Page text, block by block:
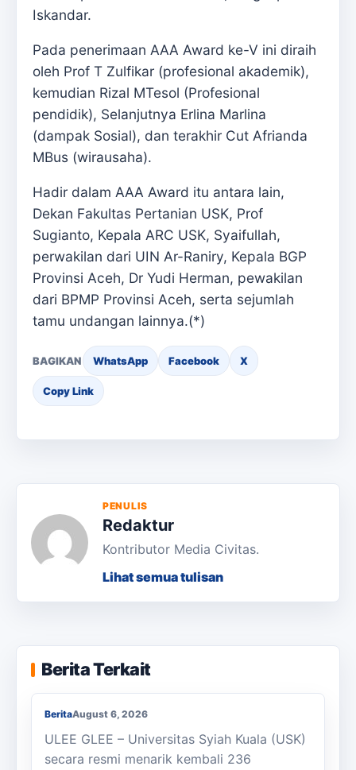
Iskandar.
Pada penerimaan AAA Award ke-V ini diraih
oleh Prof T Zulfikar (profesional akademik),
kemudian Rizal MTesol (Profesional
pendidik), Selanjutnya Erlina Marlina
(dampak Sosial), dan terakhir Cut Afrianda
MBus (wirausaha).
Hadir dalam AAA Award itu antara lain,
Dekan Fakultas Pertanian USK, Prof
Sugianto, Kepala ARC USK, Syaifullah,
perwakilan dari UIN Ar-Raniry, Kepala BGP
Provinsi Aceh, Dr Yudi Herman, pewakilan
dari BPMP Provinsi Aceh, serta sejumlah
tamu undangan lainnya.(*)
BAGIKAN WhatsApp Facebook X
Copy Link
PENULIS
Redaktur
Kontributor Media Civitas.
Lihat semua tulisan
Berita Terkait
KKN Usai, KOSI USK Apresiasi Dukungan
Masyarakat Bandar Dua
BeritaAugust 6, 2026
ULEE GLEE – Universitas Syiah Kuala (USK)
secara resmi menarik kembali 236